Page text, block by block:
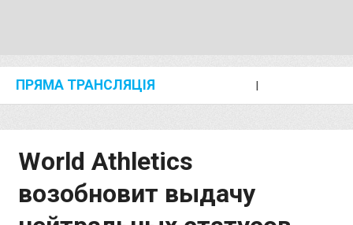
ПРЯМА ТРАНСЛЯЦІЯ I
World Athletics
возобновит выдачу